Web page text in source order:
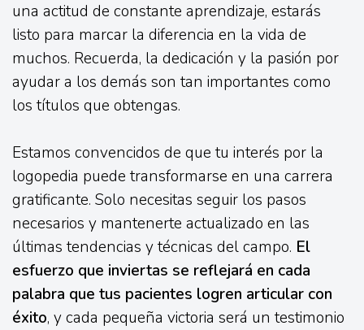
una actitud de constante aprendizaje, estarás
listo para marcar la diferencia en la vida de
muchos. Recuerda, la dedicación y la pasión por
ayudar a los demás son tan importantes como
los títulos que obtengas.
Estamos convencidos de que tu interés por la
logopedia puede transformarse en una carrera
gratificante. Solo necesitas seguir los pasos
necesarios y mantenerte actualizado en las
últimas tendencias y técnicas del campo. El
esfuerzo que inviertas se reflejará en cada
palabra que tus pacientes logren articular con
éxito, y cada pequeña victoria será un testimonio